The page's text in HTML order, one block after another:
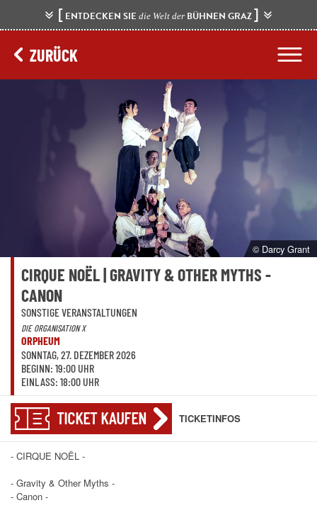
[ ENTDECKEN SIE die Welt der BÜHNEN GRAZ]
ZURÜCK
© Darcy Grant
CIRQUE NOËL | GRAVITY & OTHER MYTHS -
CANON
SONSTIGE VERANSTALTUNGEN
DIE ORGANISATION X
ORPHEUM
SONNTAG, 27. DEZEMBER 2026
BEGINN: 19:00 UHR
EINLASS: 18:00 UHR
TICKET KAUFEN TICKETINFOS
- CIRQUE NOËL -
- Gravity & Other Myths -
- Canon -